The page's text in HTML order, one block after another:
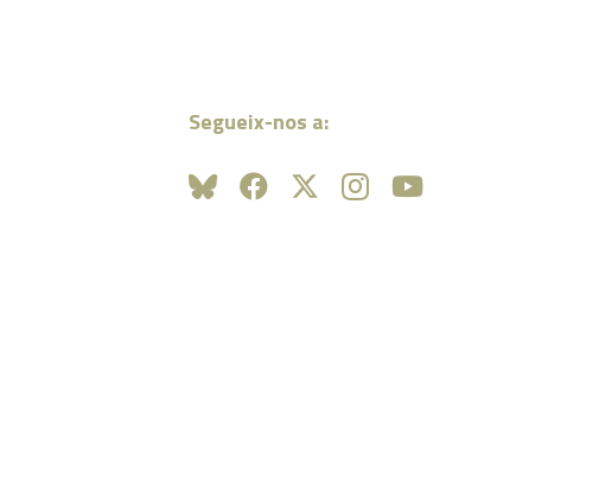
Segueix-nos a: